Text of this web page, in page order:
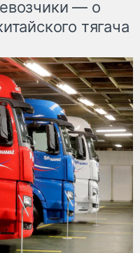
— о
тягача